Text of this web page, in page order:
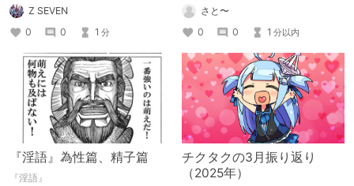
Z SEVEN
0
0 1 分
さと〜
0
0 1 分以内
『淫語』為性篇、精子篇
『淫語』
チクタクの3月振り返り
（2025年）